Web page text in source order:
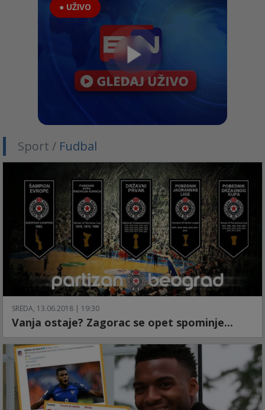
● UŽIVO
Sport / Fudbal
SREDA, 13.06.2018 | 19:30
Vanja ostaje? Zagorac se opet spominje...